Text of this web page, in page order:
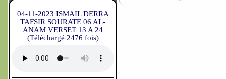
04-11-2023 ISMAIL DERRA
TAFSIR SOURATE 06 AL-
ANAM VERSET 13 A 24
(Téléchargé 2476 fois)